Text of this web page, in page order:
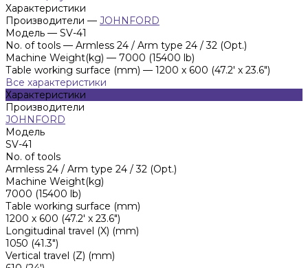
Характеристики
Производители — JOHNFORD
Модель — SV-41
No. of tools — Armless 24 / Arm type 24 / 32 (Opt.)
Machine Weight(kg) — 7000 (15400 lb)
Таblе working surface (mm) — 1200 х 600 (47.2' х 23.6")
Все характеристики
Характеристики
Производители
JOHNFORD
Модель
SV-41
No. of tools
Armless 24 / Arm type 24 / 32 (Opt.)
Machine Weight(kg)
7000 (15400 lb)
Таblе working surface (mm)
1200 х 600 (47.2' х 23.6")
Longitudinal travel (X) (mm)
1050 (41.3")
Vertical travel (Z) (mm)